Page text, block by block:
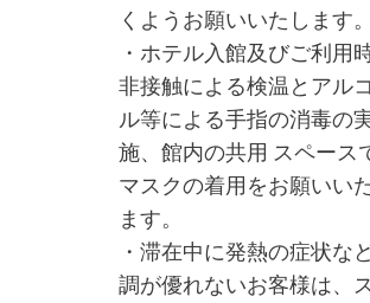
くようお願いいたします。
・ホテル入館及びご利用
非接触による検温とアル
ル等による手指の消毒の
施、館内の共用 スペース
マスクの着用をお願いい
ます。
・滞在中に発熱の症状な
調が優れないお客様は、ス